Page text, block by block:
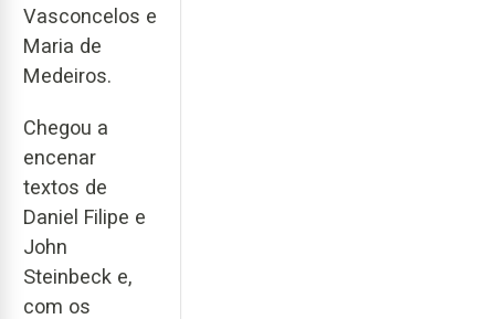
Vasconcelos e
Maria de
Medeiros.
Chegou a
encenar
textos de
Daniel Filipe e
John
Steinbeck e,
com os